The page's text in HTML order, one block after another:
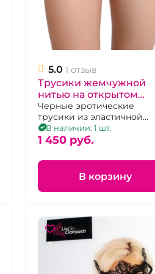
5.0 1 отзыв
Трусики жемчужной
нитью на открытом
доступе "Erolanta"
Черные эротические
трусики из эластичной
сеточки с кружевными
вставками, размер 50-52
В наличии: 1 шт.
1 450 pуб.
В корзину